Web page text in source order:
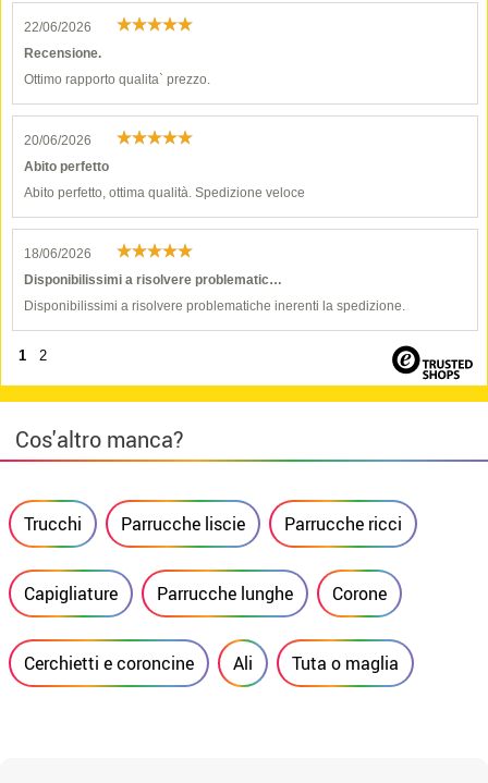
22/06/2026
Recensione.
Ottimo rapporto qualita` prezzo.
20/06/2026
Abito perfetto
Abito perfetto, ottima qualità. Spedizione veloce
18/06/2026
Disponibilissimi a risolvere problematic…
Disponibilissimi a risolvere problematiche inerenti la spedizione.
1 2
Cos'altro manca?
Trucchi Parrucche liscie Parrucche ricci
Capigliature Parrucche lunghe Corone
Cerchietti e coroncine Ali Tuta o maglia